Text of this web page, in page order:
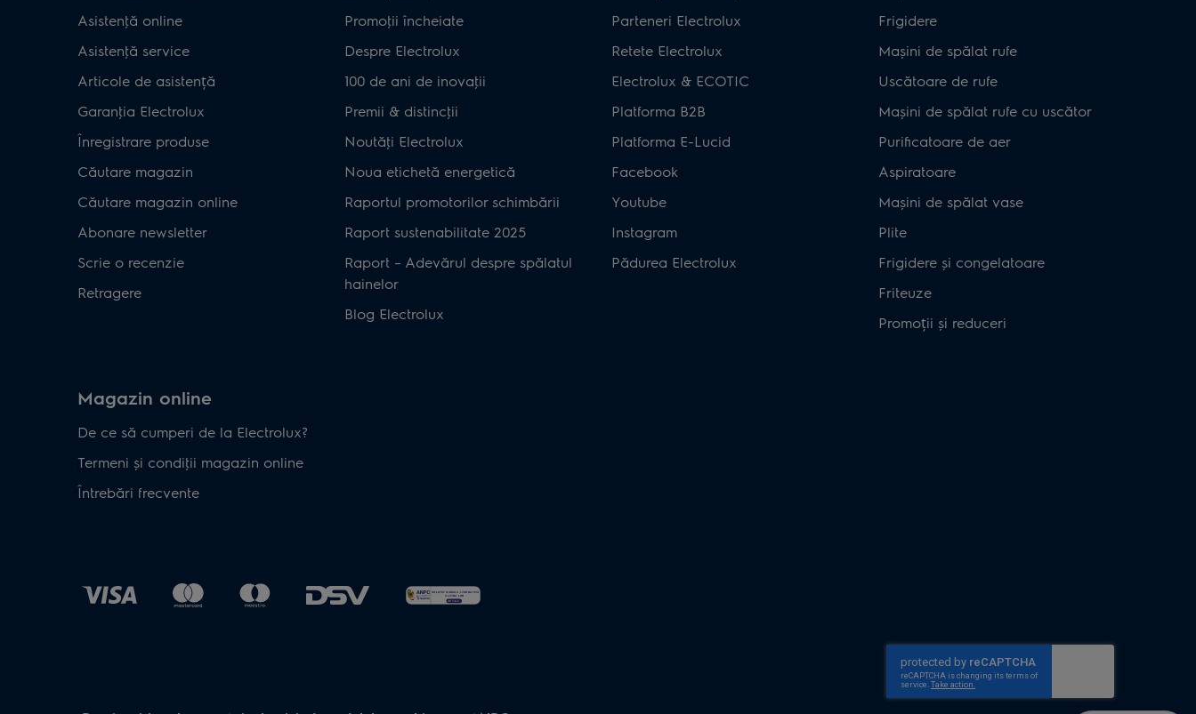
Asistenţă online
Asistenţă service
Articole de asistență
Garanţia Electrolux
Înregistrare produse
Căutare magazin
Căutare magazin online
Abonare newsletter
Scrie o recenzie
Retragere
Promoţii încheiate
Despre Electrolux
100 de ani de inovaţii
Premii & distincţii
Noutăţi Electrolux
Noua etichetă energetică
Raportul promotorilor schimbării
Raport sustenabilitate 2025
Raport – Adevărul despre spălatul
hainelor
Blog Electrolux
Parteneri Electrolux
Retete Electrolux
Electrolux & ECOTIC
Platforma B2B
Platforma E-Lucid
Facebook
Youtube
Instagram
Pădurea Electrolux
Frigidere
Mașini de spălat rufe
Uscătoare de rufe
Mașini de spălat rufe cu uscător
Purificatoare de aer
Aspiratoare
Mașini de spălat vase
Plite
Frigidere și congelatoare
Friteuze
Promoții și reduceri
Magazin online
De ce să cumperi de la Electrolux?
Termeni și condiţii magazin online
Întrebări frecvente